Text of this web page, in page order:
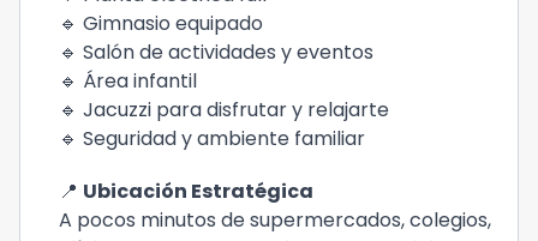
🔹 Gimnasio equipado
🔹 Salón de actividades y eventos
🔹 Área infantil
🔹 Jacuzzi para disfrutar y relajarte
🔹 Seguridad y ambiente familiar
📍 Ubicación Estratégica
A pocos minutos de supermercados, colegios,